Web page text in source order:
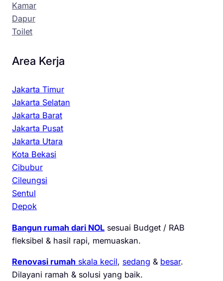
Kamar
Dapur
Toilet
Area Kerja
Jakarta Timur
Jakarta Selatan
Jakarta Barat
Jakarta Pusat
Jakarta Utara
Kota Bekasi
Cibubur
Cileungsi
Sentul
Depok
Bangun rumah dari NOL sesuai Budget / RAB
fleksibel & hasil rapi, memuaskan.
Renovasi rumah skala kecil, sedang & besar.
Dilayani ramah & solusi yang baik.